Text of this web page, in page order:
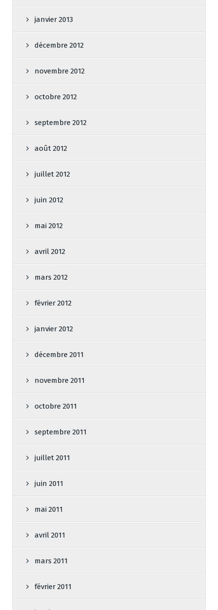
janvier 2013
décembre 2012
novembre 2012
octobre 2012
septembre 2012
août 2012
juillet 2012
juin 2012
mai 2012
avril 2012
mars 2012
février 2012
janvier 2012
décembre 2011
novembre 2011
octobre 2011
septembre 2011
juillet 2011
juin 2011
mai 2011
avril 2011
mars 2011
février 2011